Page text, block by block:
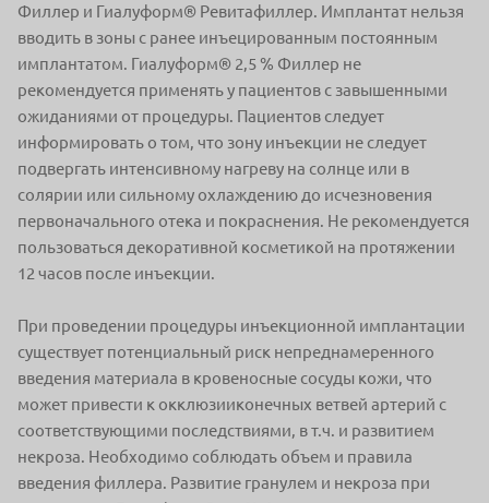
Филлер и Гиалуформ® Ревитафиллер. Имплантат нельзя
вводить в зоны с ранее инъецированным постоянным
имплантатом. Гиалуформ® 2,5 % Филлер не
рекомендуется применять у пациентов с завышенными
ожиданиями от процедуры. Пациентов следует
информировать о том, что зону инъекции не следует
подвергать интенсивному нагреву на солнце или в
солярии или сильному охлаждению до исчезновения
первоначального отека и покраснения. Не рекомендуется
пользоваться декоративной косметикой на протяжении
12 часов после инъекции.
При проведении процедуры инъекционной имплантации
существует потенциальный риск непреднамеренного
введения материала в кровеносные сосуды кожи, что
может привести к окклюзииконечных ветвей артерий с
соответствующими последствиями, в т.ч. и развитием
некроза. Необходимо соблюдать объем и правила
введения филлера. Развитие гранулем и некроза при